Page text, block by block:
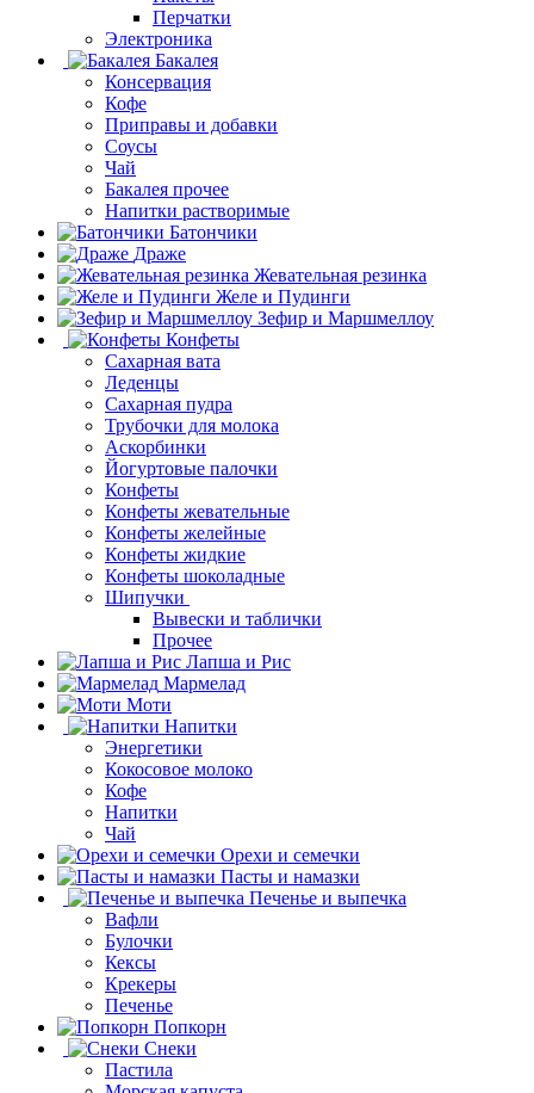
Перчатки
Электроника
Бакалея
Консервация
Кофе
Приправы и добавки
Соусы
Чай
Бакалея прочее
Напитки растворимые
Батончики
Драже
Жевательная резинка
Желе и Пудинги
Зефир и Маршмеллоу
Конфеты
Сахарная вата
Леденцы
Сахарная пудра
Трубочки для молока
Аскорбинки
Йогуртовые палочки
Конфеты
Конфеты жевательные
Конфеты желейные
Конфеты жидкие
Конфеты шоколадные
Шипучки
Вывески и таблички
Прочее
Лапша и Рис
Мармелад
Моти
Напитки
Энергетики
Кокосовое молоко
Кофе
Напитки
Чай
Орехи и семечки
Пасты и намазки
Печенье и выпечка
Вафли
Булочки
Кексы
Крекеры
Печенье
Попкорн
Снеки
Пастила